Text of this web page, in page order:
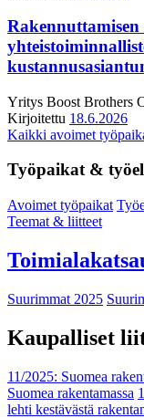
Yritys Boost Brothers
Kirjoitettu 18.6.2026
Kaikki avoimet
Työpaikat &
Avoimet työpaikat
Teemat & liitteet
Suurimmat 2025
Kaupalliset
11/2025: Suomea
Suomea rakentamassa
lehti kestävästä